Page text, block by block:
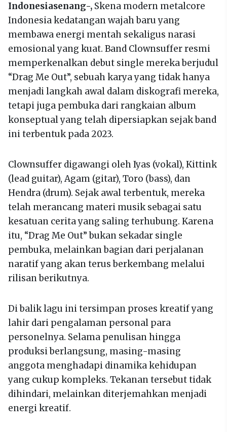
Indonesiasenang-, Skena modern metalcore
Indonesia kedatangan wajah baru yang
membawa energi mentah sekaligus narasi
emosional yang kuat. Band Clownsuffer resmi
memperkenalkan debut single mereka berjudul
“Drag Me Out”, sebuah karya yang tidak hanya
menjadi langkah awal dalam diskografi mereka,
tetapi juga pembuka dari rangkaian album
konseptual yang telah dipersiapkan sejak band
ini terbentuk pada 2023.
Clownsuffer digawangi oleh Iyas (vokal), Kittink
(lead guitar), Agam (gitar), Toro (bass), dan
Hendra (drum). Sejak awal terbentuk, mereka
telah merancang materi musik sebagai satu
kesatuan cerita yang saling terhubung. Karena
itu, “Drag Me Out” bukan sekadar single
pembuka, melainkan bagian dari perjalanan
naratif yang akan terus berkembang melalui
rilisan berikutnya.
Di balik lagu ini tersimpan proses kreatif yang
lahir dari pengalaman personal para
personelnya. Selama penulisan hingga
produksi berlangsung, masing-masing
anggota menghadapi dinamika kehidupan
yang cukup kompleks. Tekanan tersebut tidak
dihindari, melainkan diterjemahkan menjadi
energi kreatif.